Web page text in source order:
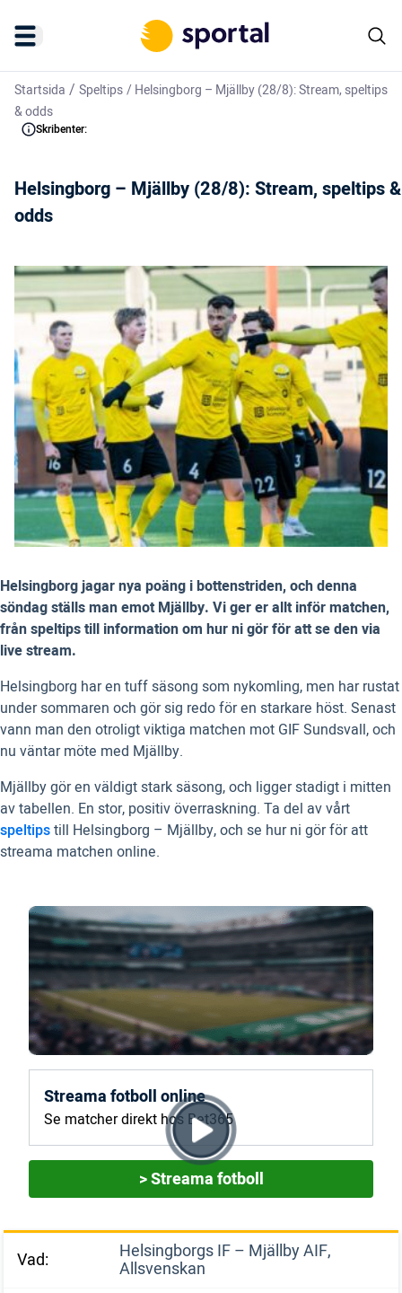
Startsida / Speltips/Helsingborg – Mjällby (28/8): Stream, speltips
& odds
Skribenter:
Helsingborg – Mjällby (28/8): Stream, speltips &
odds
Helsingborg jagar nya poäng i bottenstriden, och denna
söndag ställs man emot Mjällby. Vi ger er allt inför matchen,
från speltips till information om hur ni gör för att se den via
live stream.
Helsingborg har en tuff säsong som nykomling, men har rustat
under sommaren och gör sig redo för en starkare höst. Senast
vann man den otroligt viktiga matchen mot GIF Sundsvall, och
nu väntar möte med Mjällby.
Mjällby gör en väldigt stark säsong, och ligger stadigt i mitten
av tabellen. En stor, positiv överraskning. Ta del av vårt
speltipstill Helsingborg – Mjällby, och se hur ni gör för att
streama matchen online.
Streama fotboll online
Se matcher direkt hos Bet365
> Streama fotboll
Vad: Helsingborgs IF – Mjällby AIF,
Allsvenskan